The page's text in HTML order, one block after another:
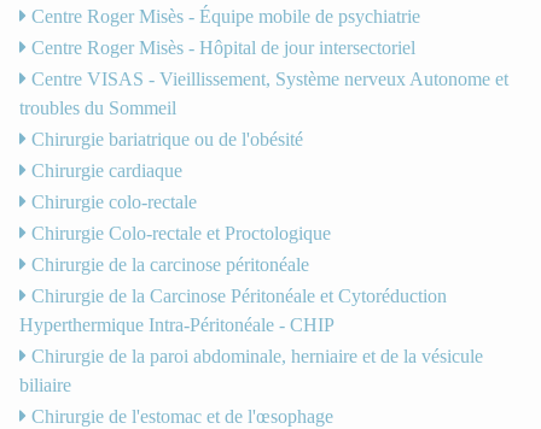
Centre Roger Misès - Équipe mobile de psychiatrie
Centre Roger Misès - Hôpital de jour intersectoriel
Centre VISAS - Vieillissement, Système nerveux Autonome et
troubles du Sommeil
Chirurgie bariatrique ou de l'obésité
Chirurgie cardiaque
Chirurgie colo-rectale
Chirurgie Colo-rectale et Proctologique
Chirurgie de la carcinose péritonéale
Chirurgie de la Carcinose Péritonéale et Cytoréduction
Hyperthermique Intra-Péritonéale - CHIP
Chirurgie de la paroi abdominale, herniaire et de la vésicule
biliaire
Chirurgie de l'estomac et de l'œsophage